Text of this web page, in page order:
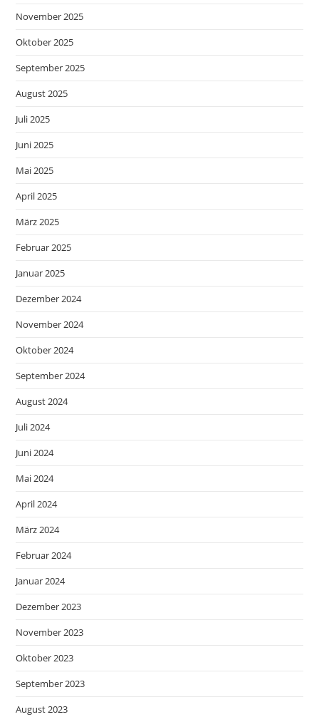
November 2025
Oktober 2025
September 2025
August 2025
Juli 2025
Juni 2025
Mai 2025
April 2025
März 2025
Februar 2025
Januar 2025
Dezember 2024
November 2024
Oktober 2024
September 2024
August 2024
Juli 2024
Juni 2024
Mai 2024
April 2024
März 2024
Februar 2024
Januar 2024
Dezember 2023
November 2023
Oktober 2023
September 2023
August 2023